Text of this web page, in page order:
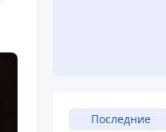
Последние